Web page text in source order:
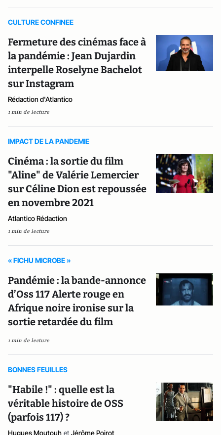
CULTURE CONFINEE
Fermeture des cinémas face à
la pandémie : Jean Dujardin
interpelle Roselyne Bachelot
sur Instagram
Rédaction d'Atlantico
1 min de lecture
IMPACT DE LA PANDEMIE
Cinéma : la sortie du film
"Aline" de Valérie Lemercier
sur Céline Dion est repoussée
en novembre 2021
Atlantico Rédaction
1 min de lecture
« FICHU MICROBE »
Pandémie : la bande-annonce
d’Oss 117 Alerte rouge en
Afrique noire ironise sur la
sortie retardée du film
1 min de lecture
BONNES FEUILLES
"Habile !" : quelle est la
véritable histoire de OSS
(parfois 117) ?
Hugues Moutouh et Jérôme Poirot